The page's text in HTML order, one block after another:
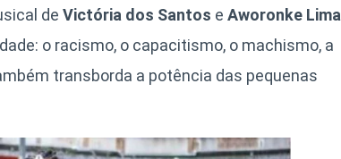
de Victória dos Santos e Aworonke Lima
o racismo, o capacitismo, o machismo, a
transborda a potência das pequenas